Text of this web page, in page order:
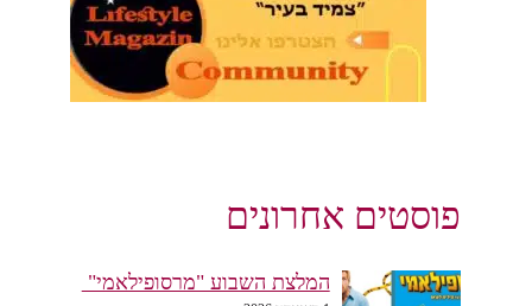
פוסטים אחרונים
המלצת השבוע "מרסופילאמי"